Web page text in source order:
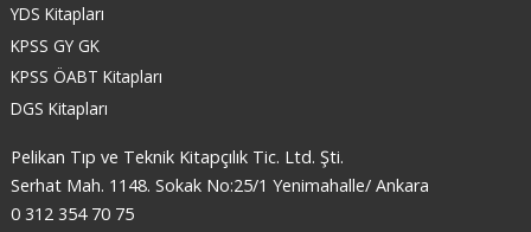
YDS Kitapları
KPSS GY GK
KPSS ÖABT Kitapları
DGS Kitapları
Pelikan Tıp ve Teknik Kitapçılık Tic. Ltd. Şti.
Serhat Mah. 1148. Sokak No:25/1 Yenimahalle/ Ankara
0 312 354 70 75